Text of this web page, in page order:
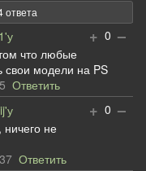
ответа
+ 0 –
что любые
свои модели на PS
Ответить
+ 0 –
ничего не
Ответить